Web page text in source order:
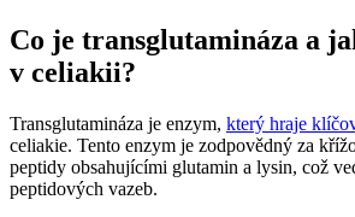
Co je transglutamináza a
v celiakii?
Transglutamináza je enzym, který hraje
celiakie. Tento enzym je zodpovědný za
peptidy obsahujícími glutamin a lysin, což
peptidových vazeb.